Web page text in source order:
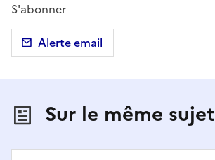
S'abonner
Alerte email
Sur le même sujet